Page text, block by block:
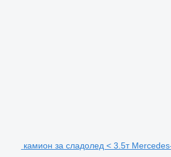
камион за сладолед < 3.5т